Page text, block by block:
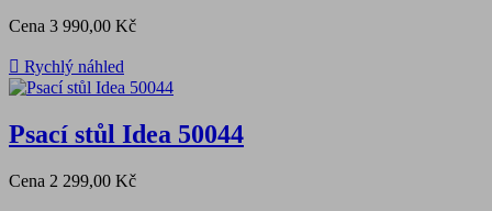
Cena 3 990,00 Kč
 Rychlý náhled
Psací stůl Idea 50044
Cena 2 299,00 Kč